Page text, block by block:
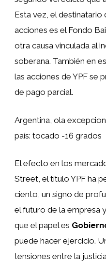
Esta vez, el destinatario
acciones es el Fondo
otra causa vinculada al
soberana. También en
las acciones de YPF se
de pago parcial.
Argentina, ola
país: tocado -16 grados
El efecto en los
Street, el título YPF ha
ciento, un signo de
el futuro de la empresa
que el papel es
puede hacer ejercicio.
tensiones entre la